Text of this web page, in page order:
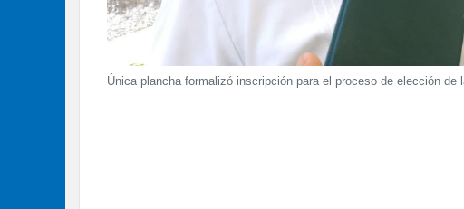
Única plancha formalizó inscripción para el proceso de elección de